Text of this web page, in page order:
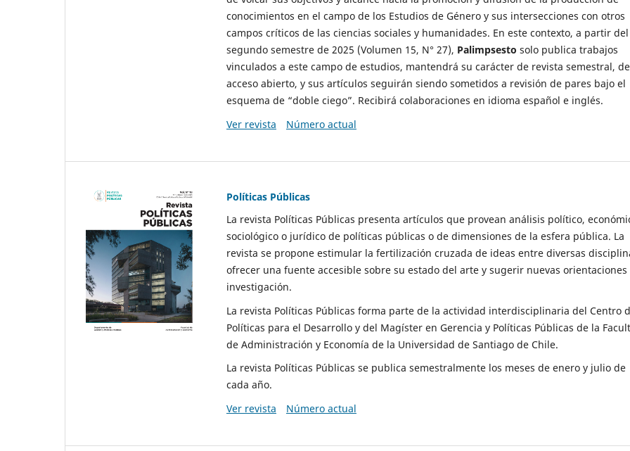
conocimientos en el campo de los Estudios de Género y sus intersecciones con otros
campos críticos de las ciencias sociales y humanidades. En este contexto, a partir del
segundo semestre de 2025 (Volumen 15, N° 27), Palimpsesto solo publica trabajos
vinculados a este campo de estudios, mantendrá su carácter de revista semestral, de
acceso abierto, y sus artículos seguirán siendo sometidos a revisión de pares bajo el
esquema de “doble ciego”. Recibirá colaboraciones en idioma español e inglés.
Ver revista
Número actual
Políticas Públicas
La revista Políticas Públicas presenta artículos que provean análisis político,
sociológico o jurídico de políticas públicas o de dimensiones de la esfera pública. La
revista se propone estimular la fertilización cruzada de ideas entre diversas
ofrecer una fuente accesible sobre su estado del arte y sugerir nuevas orientaciones
investigación.
La revista Políticas Públicas forma parte de la actividad interdisciplinaria del Centro
Políticas para el Desarrollo y del Magíster en Gerencia y Políticas Públicas de la
de Administración y Economía de la Universidad de Santiago de Chile.
La revista Políticas Públicas se publica semestralmente los meses de enero y julio de
cada año.
Ver revista
Número actual